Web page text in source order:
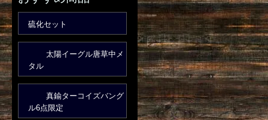
硫化セット
太陽イーグル唐草中メ
タル
真鍮ターコイズバング
ル6点限定